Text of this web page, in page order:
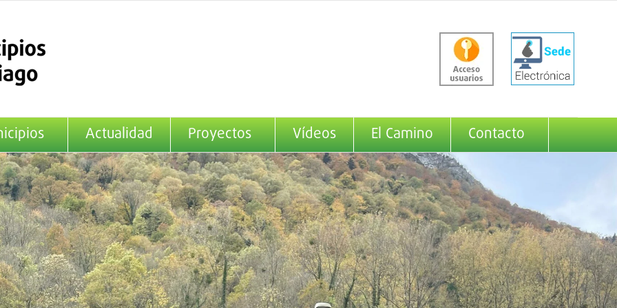
Actualidad Proyectos Vídeos El Camino Contacto